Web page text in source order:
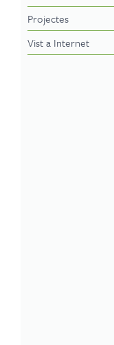
Projectes
Vist a Internet